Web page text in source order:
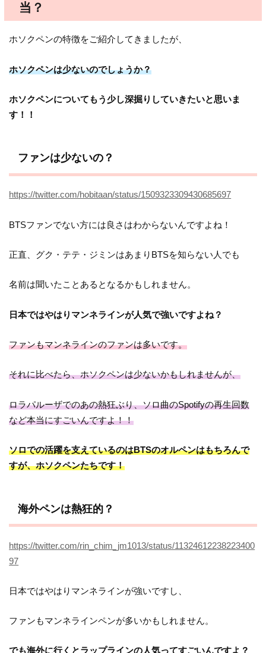
当？
ホソクペンの特徴をご紹介してきましたが、
ホソクペンは少ないのでしょうか？
ホソクペンについてもう少し深掘りしていきたいと思いま
す！！
ファンは少ないの？
https://twitter.com/hobitaan/status/1509323309430685697
BTSファンでない方には良さはわからないんですよね！
正直、グク・テテ・ジミンはあまりBTSを知らない人でも
名前は聞いたことあるとなるかもしれません。
日本ではやはりマンネラインが人気で強いですよね？
ファンもマンネラインのファンは多いです。
それに比べたら、ホソクペンは少ないかもしれませんが、
ロラパルーザでのあの熱狂ぶり、ソロ曲のSpotifyの再生回数
など本当にすごいんですよ！！
ソロでの活躍を支えているのはBTSのオルペンはもちろんで
すが、ホソクペンたちです！
海外ペンは熱狂的？
https://twitter.com/rin_chim_jm1013/status/11324612238223400
97
日本ではやはりマンネラインが強いですし、
ファンもマンネラインペンが多いかもしれません。
でも海外に行くとラップラインの人気ってすごいんですよ？